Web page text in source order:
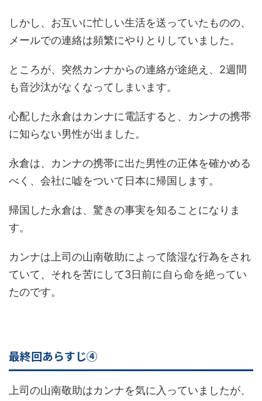
しかし、お互いに忙しい生活を送っていたものの、
メールでの連絡は頻繁にやりとりしていました。
ところが、突然カンナからの連絡が途絶え、2週間
も音沙汰がなくなってしまいます。
心配した永倉はカンナに電話すると、カンナの携帯
に知らない男性が出ました。
永倉は、カンナの携帯に出た男性の正体を確かめる
べく、会社に嘘をついて日本に帰国します。
帰国した永倉は、驚きの事実を知ることになりま
す。
カンナは上司の山南敬助によって陰湿な行為をされ
ていて、それを苦にして3日前に自ら命を絶ってい
たのです。
最終回あらすじ④
上司の山南敬助はカンナを気に入っていましたが、